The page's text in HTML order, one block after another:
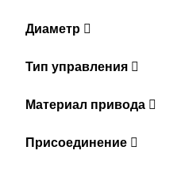
Диаметр
Тип управления
Материал привода
Присоединение